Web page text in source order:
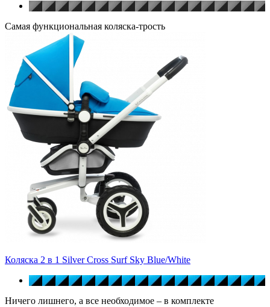
Самая функциональная коляска-трость
Коляска 2 в 1 Silver Cross Surf Sky Blue/White
Ничего лишнего, а все необходимое – в комплекте